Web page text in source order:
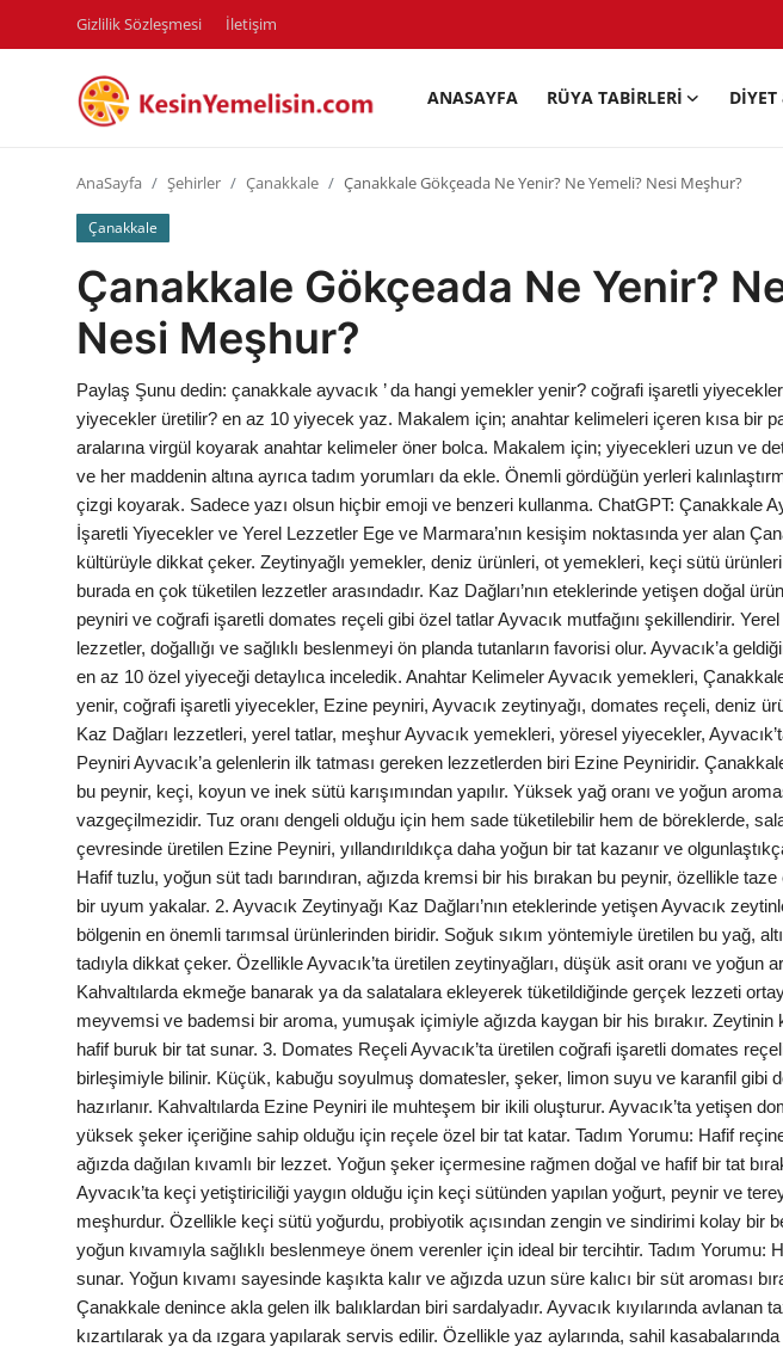
Gizlilik Sözleşmesi İletişim
ANASAYFA RÜYA TABIRLERI
Diyet & Sağlıklı Beslenme
Şehirler
Helal Gıda & Dini Hükümler
Gıda Güvenliği & Bilimi
Kalori & Diyet Rehberi
Mutfak Püf Noktaları & İpuçları
Mekan & Lezzet Rotaları
Temel Gıda ve Ürün Rehberleri
İçecek Kültürü & Barista
Yöresel Tarifler & Ev Yemekleri
Gıda Güvenliği & Sağlık
İçecek Kültürü & Rehberleri
Popüler Kültür & Mutfak Tarihi
Mutfak Temizliği & Pratik Bilgiler
Anne & Bebek Beslenmesi
Mutfak Sırları & Teknikler
Gıda Sözlüğü & Nedir?
Yemek Tarifleri & Menüler
AnaSayfa Şehirler Çanakkale Çanakkale Gökçeada Ne Yenir? Ne Yemeli? Nesi Meşhur?
Çanakkale
Çanakkale Gökçeada Ne Yenir?
Nesi Meşhur?
Paylaş Şunu dedin: çanakkale ayvacık ’ da hangi yemekler yenir? coğrafi işaretli
yiyecekler üretilir? en az 10 yiyecek yaz. Makalem için; anahtar kelimeleri içeren kısa bir
aralarına virgül koyarak anahtar kelimeler öner bolca. Makalem için; yiyecekleri uzun ve
ve her maddenin altına ayrıca tadım yorumları da ekle. Önemli gördüğün yerleri
çizgi koyarak. Sadece yazı olsun hiçbir emoji ve benzeri kullanma. ChatGPT: Çanakkale
İşaretli Yiyecekler ve Yerel Lezzetler Ege ve Marmara’nın kesişim noktasında yer alan
kültürüyle dikkat çeker. Zeytinyağlı yemekler, deniz ürünleri, ot yemekleri, keçi sütü
burada en çok tüketilen lezzetler arasındadır. Kaz Dağları’nın eteklerinde yetişen doğal
peyniri ve coğrafi işaretli domates reçeli gibi özel tatlar Ayvacık mutfağını şekillendirir.
lezzetler, doğallığı ve sağlıklı beslenmeyi ön planda tutanların favorisi olur. Ayvacık’a
en az 10 özel yiyeceği detaylıca inceledik. Anahtar Kelimeler Ayvacık yemekleri,
yenir, coğrafi işaretli yiyecekler, Ezine peyniri, Ayvacık zeytinyağı, domates reçeli, deniz
Kaz Dağları lezzetleri, yerel tatlar, meşhur Ayvacık yemekleri, yöresel yiyecekler,
Peyniri Ayvacık’a gelenlerin ilk tatması gereken lezzetlerden biri Ezine Peyniridir.
bu peynir, keçi, koyun ve inek sütü karışımından yapılır. Yüksek yağ oranı ve yoğun
vazgeçilmezidir. Tuz oranı dengeli olduğu için hem sade tüketilebilir hem de böreklerde,
çevresinde üretilen Ezine Peyniri, yıllandırıldıkça daha yoğun bir tat kazanır ve
Hafif tuzlu, yoğun süt tadı barındıran, ağızda kremsi bir his bırakan bu peynir, özellikle
bir uyum yakalar. 2. Ayvacık Zeytinyağı Kaz Dağları’nın eteklerinde yetişen Ayvacık
bölgenin en önemli tarımsal ürünlerinden biridir. Soğuk sıkım yöntemiyle üretilen bu yağ,
tadıyla dikkat çeker. Özellikle Ayvacık’ta üretilen zeytinyağları, düşük asit oranı ve yoğun
Kahvaltılarda ekmeğe banarak ya da salatalara ekleyerek tüketildiğinde gerçek lezzeti
meyvemsi ve bademsi bir aroma, yumuşak içimiyle ağızda kaygan bir his bırakır.
hafif buruk bir tat sunar. 3. Domates Reçeli Ayvacık’ta üretilen coğrafi işaretli domates
birleşimiyle bilinir. Küçük, kabuğu soyulmuş domatesler, şeker, limon suyu ve karanfil gibi
hazırlanır. Kahvaltılarda Ezine Peyniri ile muhteşem bir ikili oluşturur. Ayvacık’ta yetişen
yüksek şeker içeriğine sahip olduğu için reçele özel bir tat katar. Tadım Yorumu: Hafif
ağızda dağılan kıvamlı bir lezzet. Yoğun şeker içermesine rağmen doğal ve hafif bir tat
Ayvacık’ta keçi yetiştiriciliği yaygın olduğu için keçi sütünden yapılan yoğurt, peynir ve
meşhurdur. Özellikle keçi sütü yoğurdu, probiyotik açısından zengin ve sindirimi kolay bir
yoğun kıvamıyla sağlıklı beslenmeye önem verenler için ideal bir tercihtir. Tadım Yorumu:
sunar. Yoğun kıvamı sayesinde kaşıkta kalır ve ağızda uzun süre kalıcı bir süt aroması
Çanakkale denince akla gelen ilk balıklardan biri sardalyadır. Ayvacık kıyılarında avlanan
kızartılarak ya da ızgara yapılarak servis edilir. Özellikle yaz aylarında, sahil